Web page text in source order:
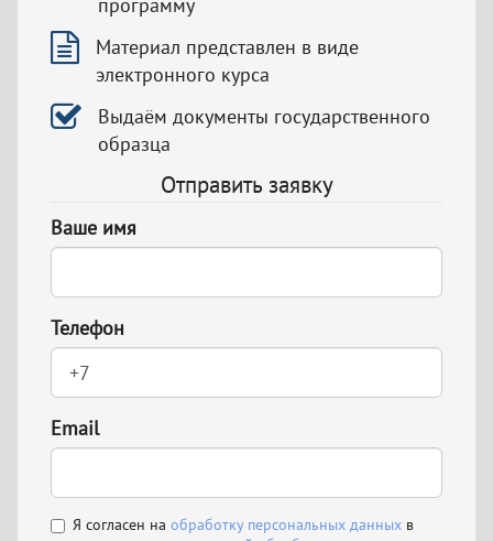
программу
Материал представлен в виде
электронного курса
Выдаём документы государственного
образца
Отправить заявку
Ваше имя
Телефон
Email
Я согласен на обработку персональных данных в